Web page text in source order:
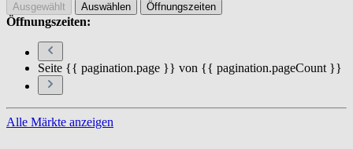
Ausgewählt Auswählen Öffnungszeiten
Öffnungszeiten:
Seite {{ pagination.page }} von {{ pagination.pageCount }}
Alle Märkte anzeigen